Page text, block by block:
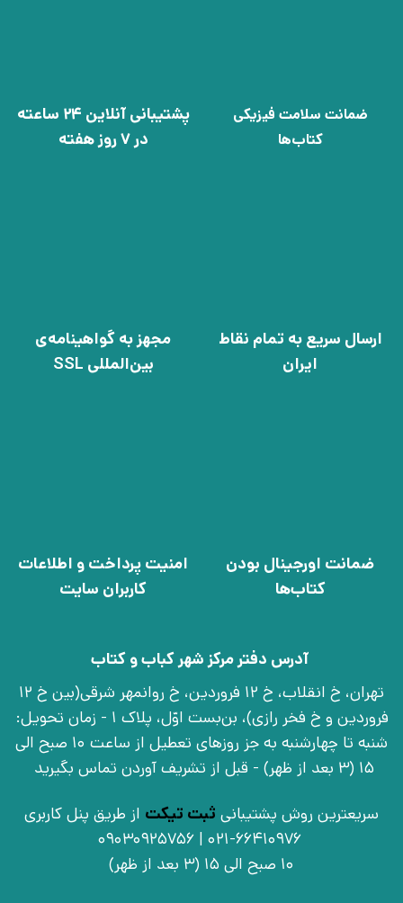
ضمانت سلامت فیزیکی
کتاب‌ها
پشتیبانی آنلاین 24 ساعته
در 7 روز هفته
ارسال سریع به تمام نقاط
ایران
مجهز به گواهینامه‌ی
بین‌المللی SSL
ضمانت اورجینال بودن
کتاب‌ها
امنیت پرداخت و اطلاعات
کاربران سایت
آدرس دفتر مرکز شهر کباب و کتاب
تهران، خ انقلاب، خ 12 فروردین، خ روانمهر شرقی(بین خ 12
فروردین و خ فخر رازی)، بن‌بست اوّل، پلاک 1 - زمان تحویل:
شنبه تا چهارشنبه به جز روزهای تعطیل از ساعت 10 صبح الی
15 (3 بعد از ظهر) - قبل از تشریف آوردن تماس بگیرید
سریعترین روش پشتیبانی ثبت تیکت از طریق پنل کاربری
021-66410976 | 09030925756
10 صبح الی 15 (3 بعد از ظهر)